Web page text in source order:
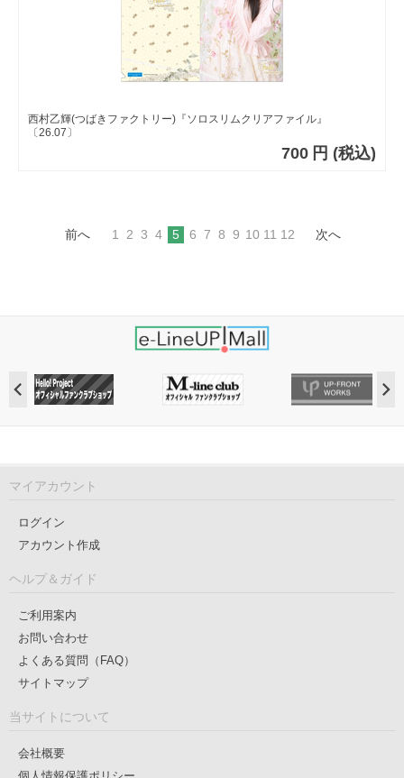
西村乙輝(つばきファクトリー)『ソロスリムクリアファイル』
〔26.07〕
700 円 (税込)
前へ 1 2 3 4 5 6 7 8 9 10 11 12 次へ
マイアカウント
ログイン
アカウント作成
ヘルプ＆ガイド
ご利用案内
お問い合わせ
よくある質問（FAQ）
サイトマップ
当サイトについて
会社概要